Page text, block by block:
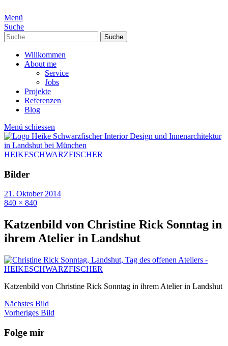
Menü
Suche
Suche
Willkommen
About me
Service
Jobs
Projekte
Referenzen
Blog
Menü schiessen
HEIKESCHWARZFISCHER
Bilder
21. Oktober 2014
840 × 840
Katzenbild von Christine Rick Sonntag in
ihrem Atelier in Landshut
Katzenbild von Christine Rick Sonntag in ihrem Atelier in Landshut
Nächstes Bild
Vorheriges Bild
Folge mir